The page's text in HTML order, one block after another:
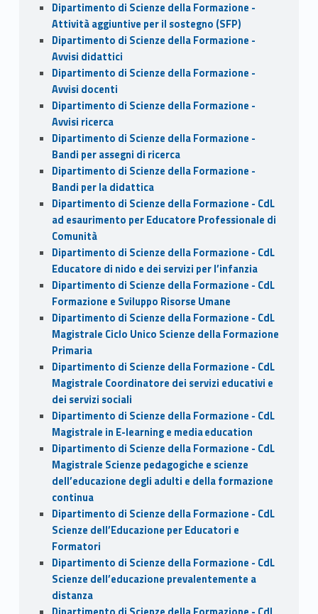
Dipartimento di Scienze della Formazione -
Attività aggiuntive per il sostegno (SFP)
Dipartimento di Scienze della Formazione -
Avvisi didattici
Dipartimento di Scienze della Formazione -
Avvisi docenti
Dipartimento di Scienze della Formazione -
Avvisi ricerca
Dipartimento di Scienze della Formazione -
Bandi per assegni di ricerca
Dipartimento di Scienze della Formazione -
Bandi per la didattica
Dipartimento di Scienze della Formazione - CdL
ad esaurimento per Educatore Professionale di
Comunità
Dipartimento di Scienze della Formazione - CdL
Educatore di nido e dei servizi per l’infanzia
Dipartimento di Scienze della Formazione - CdL
Formazione e Sviluppo Risorse Umane
Dipartimento di Scienze della Formazione - CdL
Magistrale Ciclo Unico Scienze della Formazione
Primaria
Dipartimento di Scienze della Formazione - CdL
Magistrale Coordinatore dei servizi educativi e
dei servizi sociali
Dipartimento di Scienze della Formazione - CdL
Magistrale in E-learning e media education
Dipartimento di Scienze della Formazione - CdL
Magistrale Scienze pedagogiche e scienze
dell’educazione degli adulti e della formazione
continua
Dipartimento di Scienze della Formazione - CdL
Scienze dell’Educazione per Educatori e
Formatori
Dipartimento di Scienze della Formazione - CdL
Scienze dell’educazione prevalentemente a
distanza